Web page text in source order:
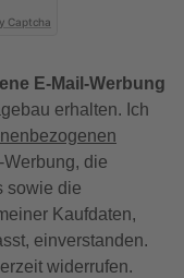
Captcha
E-Mail-Werbung
erhalten. Ich
die
sowie die
Kaufdaten,
einverstanden.
widerrufen.